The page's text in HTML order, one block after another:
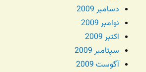
دسامبر 2009
نوامبر 2009
اکتبر 2009
سپتامبر 2009
آگوست 2009